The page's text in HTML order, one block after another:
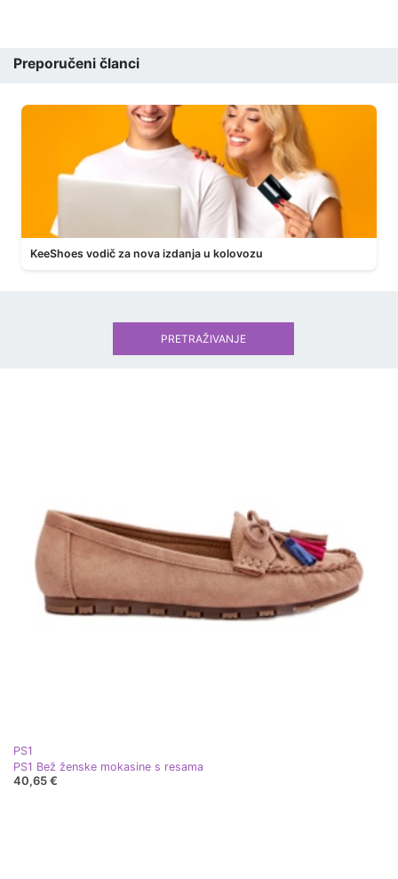
Preporučeni članci
KeeShoes vodič za nova izdanja u kolovozu
PS1
PS1 Bež ženske mokasine s resama
40,65 €
PRETRAŽIVANJE